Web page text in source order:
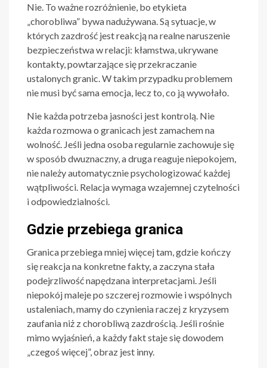
Nie. To ważne rozróżnienie, bo etykieta
„chorobliwa” bywa nadużywana. Są sytuacje, w
których zazdrość jest reakcją na realne naruszenie
bezpieczeństwa w relacji: kłamstwa, ukrywane
kontakty, powtarzające się przekraczanie
ustalonych granic. W takim przypadku problemem
nie musi być sama emocja, lecz to, co ją wywołało.
Nie każda potrzeba jasności jest kontrolą. Nie
każda rozmowa o granicach jest zamachem na
wolność. Jeśli jedna osoba regularnie zachowuje się
w sposób dwuznaczny, a druga reaguje niepokojem,
nie należy automatycznie psychologizować każdej
wątpliwości. Relacja wymaga wzajemnej czytelności
i odpowiedzialności.
Gdzie przebiega granica
Granica przebiega mniej więcej tam, gdzie kończy
się reakcja na konkretne fakty, a zaczyna stała
podejrzliwość napędzana interpretacjami. Jeśli
niepokój maleje po szczerej rozmowie i wspólnych
ustaleniach, mamy do czynienia raczej z kryzysem
zaufania niż z chorobliwą zazdrością. Jeśli rośnie
mimo wyjaśnień, a każdy fakt staje się dowodem
„czegoś więcej”, obraz jest inny.